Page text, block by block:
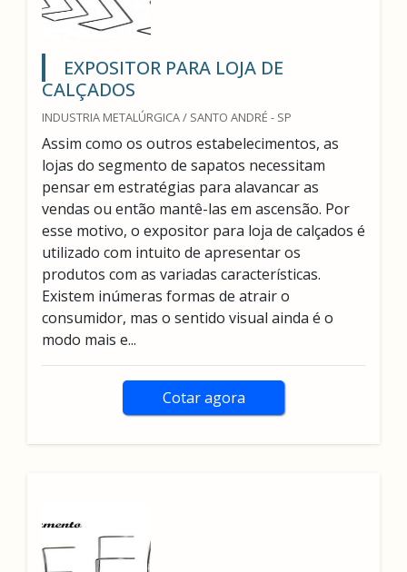
EXPOSITOR PARA LOJA DE
CALÇADOS
INDUSTRIA METALÚRGICA / SANTO ANDRÉ - SP
Assim como os outros estabelecimentos, as
lojas do segmento de sapatos necessitam
pensar em estratégias para alavancar as
vendas ou então mantê-las em ascensão. Por
esse motivo, o expositor para loja de calçados é
utilizado com intuito de apresentar os
produtos com as variadas características.
Existem inúmeras formas de atrair o
consumidor, mas o sentido visual ainda é o
modo mais e...
Cotar agora